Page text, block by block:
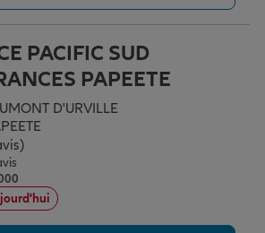
de la vie
PACIFIC SUD
PAPEETE
D'URVILLE
sur 5